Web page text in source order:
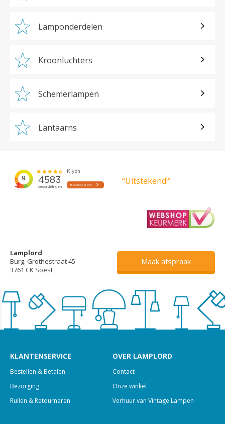
Lamponderdelen
Kroonluchters
Schemerlampen
Lantaarns
“Uitstekend!”
Lamplord
Burg. Grothestraat 45
3761 CK Soest
Maak afspraak
KLANTENSERVICE
Bestellen & Betalen
Bezorging
Ruilen & Retourneren
OVER LAMPLORD
Contact
Onze winkel
Verhuur van Vintage Lampen